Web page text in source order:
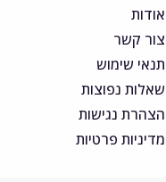
אודות
צור קשר
תנאי שימוש
שאלות נפוצות
הצהרת נגישות
מדיניות פרטיות